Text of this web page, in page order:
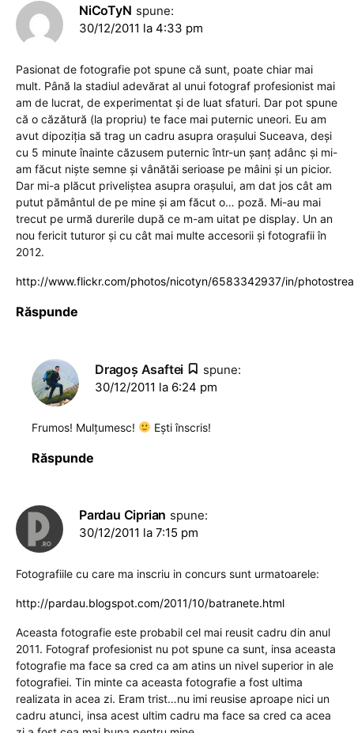
NiCoTyN spune:
30/12/2011 la 4:33 pm
Pasionat de fotografie pot spune că sunt, poate chiar mai
mult. Până la stadiul adevărat al unui fotograf profesionist mai
am de lucrat, de experimentat şi de luat sfaturi. Dar pot spune
că o căzătură (la propriu) te face mai puternic uneori. Eu am
avut dipoziţia să trag un cadru asupra oraşului Suceava, deşi
cu 5 minute înainte căzusem puternic într-un şanţ adânc şi mi-
am făcut nişte semne şi vânătăi serioase pe mâini şi un picior.
Dar mi-a plăcut priveliştea asupra oraşului, am dat jos cât am
putut pământul de pe mine şi am făcut o… poză. Mi-au mai
trecut pe urmă durerile după ce m-am uitat pe display. Un an
nou fericit tuturor şi cu cât mai multe accesorii şi fotografii în
2012.
http://www.flickr.com/photos/nicotyn/6583342937/in/
Răspunde
Dragoş Asaftei
spune:
30/12/2011 la 6:24 pm
Frumos! Mulțumesc! Ești înscris!
Răspunde
Pardau Ciprian spune:
30/12/2011 la 7:15 pm
Fotografiile cu care ma inscriu in concurs sunt urmatoarele:
http://pardau.blogspot.com/2011/10/batranete.html
Aceasta fotografie este probabil cel mai reusit cadru din anul
2011. Fotograf profesionist nu pot spune ca sunt, insa aceasta
fotografie ma face sa cred ca am atins un nivel superior in ale
fotografiei. Tin minte ca aceasta fotografie a fost ultima
realizata in acea zi. Eram trist…nu imi reusise aproape nici un
cadru atunci, insa acest ultim cadru ma face sa cred ca acea